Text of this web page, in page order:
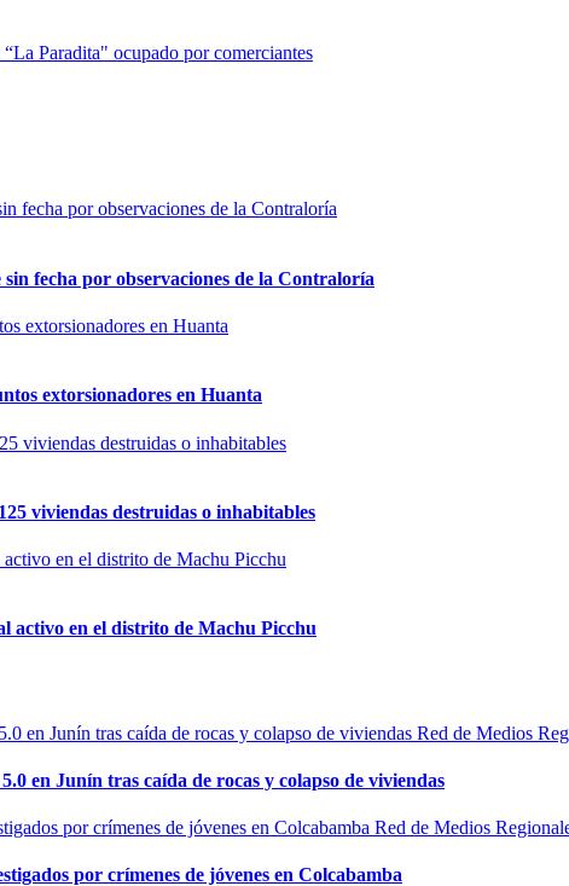
Paradita" ocupado por comerciantes
fecha por observaciones de la Contraloría
extorsionadores en Huanta
viviendas destruidas o inhabitables
activo en el distrito de Machu Picchu
Red de Medios
en Junín tras caída de rocas y colapso de viviendas
Red de Medios
por crímenes de jóvenes en Colcabamba